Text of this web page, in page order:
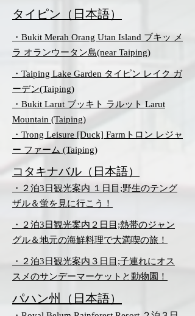
タイピン（日本語）
・Bukit Merah Orang Utan Island ブキッ メ
ラ オランウータン島(near Taiping)
・Taiping Lake Garden タイピン レイク ガ
ーデン(Taiping)
・Bukit Larut ブッキト ラルット Larut
Mountain (Taiping)
・Trong Leisure [Duck] Farmトロン レジャ
ー ファーム (Taiping)
​コタキナバル（日本語）
・２泊3日観光案内 １日目;野生のテング
ザル＆蛍を見に行こう！
・２泊3日観光案内２日目;熱帯のジャン
グル＆地元の海鮮料理で大満喫の旅！
・２泊3日観光案内３日目;子連れにオス
スメのサンデーマーケットと動物園！
パハン州（日本語）